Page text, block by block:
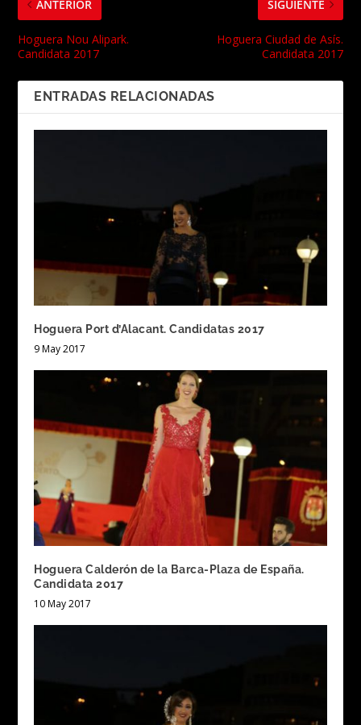
ANTERIOR
Hoguera Nou Alipark.
Candidata 2017
SIGUIENTE
Hoguera Ciudad de Asís.
Candidata 2017
ENTRADAS RELACIONADAS
Hoguera Port d’Alacant. Candidatas 2017
9 May 2017
Hoguera Calderón de la Barca-Plaza de España.
Candidata 2017
10 May 2017